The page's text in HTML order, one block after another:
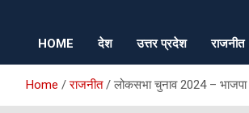
HOME देश उत्तर प्रदेश राजनीत
Home राजनीत लोकसभा चुनाव 2024 – भाजपा